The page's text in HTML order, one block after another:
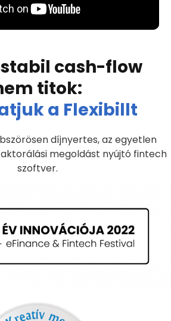
cash-flow
titok:
a Flexibillt
díjnyertes, az egyetlen
megoldást nyújtó fintech
szoftver.